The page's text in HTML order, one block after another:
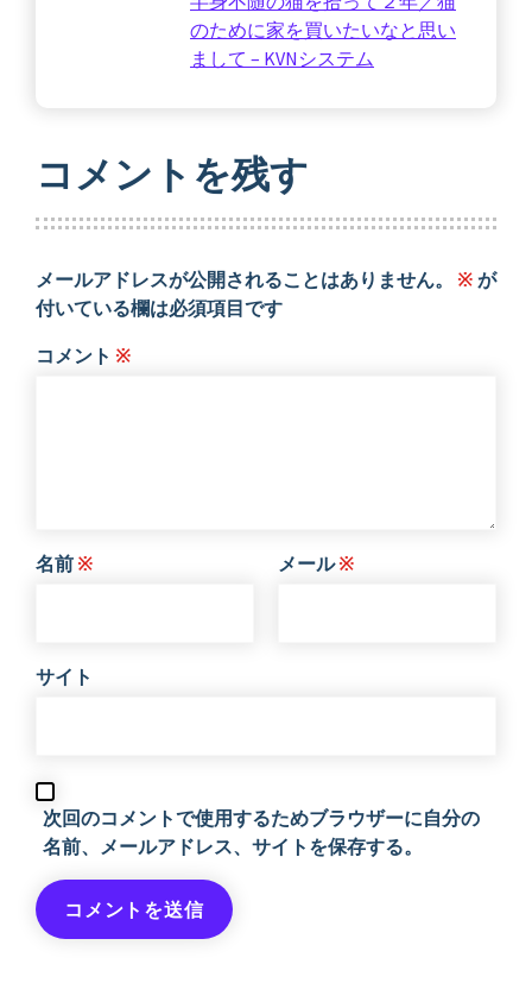
のために家を買いたいなと思い
まして – KVNシステム
コメントを残す
メールアドレスが公開されることはありません。 ※ が
付いている欄は必須項目です
コメント ※
名前 ※ メール※
サイト
次回のコメントで使用するためブラウザーに自分の
名前、メールアドレス、サイトを保存する。